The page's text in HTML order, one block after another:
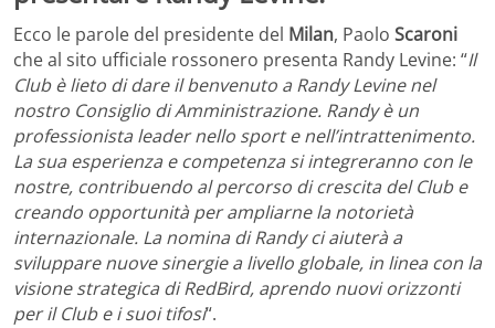
Ecco le parole del presidente del Milan, Paolo Scaroni
che al sito ufficiale rossonero presenta Randy Levine: “Il
Club è lieto di dare il benvenuto a Randy Levine nel
nostro Consiglio di Amministrazione. Randy è un
professionista leader nello sport e nell’intrattenimento.
La sua esperienza e competenza si integreranno con le
nostre, contribuendo al percorso di crescita del Club e
creando opportunità per ampliarne la notorietà
internazionale. La nomina di Randy ci aiuterà a
sviluppare nuove sinergie a livello globale, in linea con la
visione strategica di RedBird, aprendo nuovi orizzonti
per il Club e i suoi tifosi“.